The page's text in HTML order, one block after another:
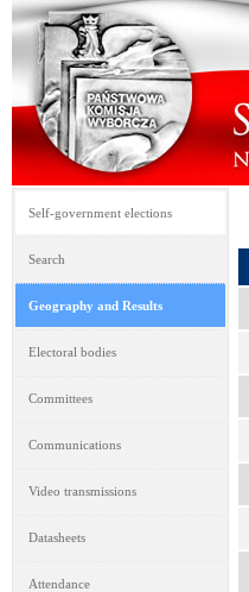
Self-government elections
Search
Geography and Results
Electoral bodies
Committees
Communications
Video transmissions
Datasheets
Attendance